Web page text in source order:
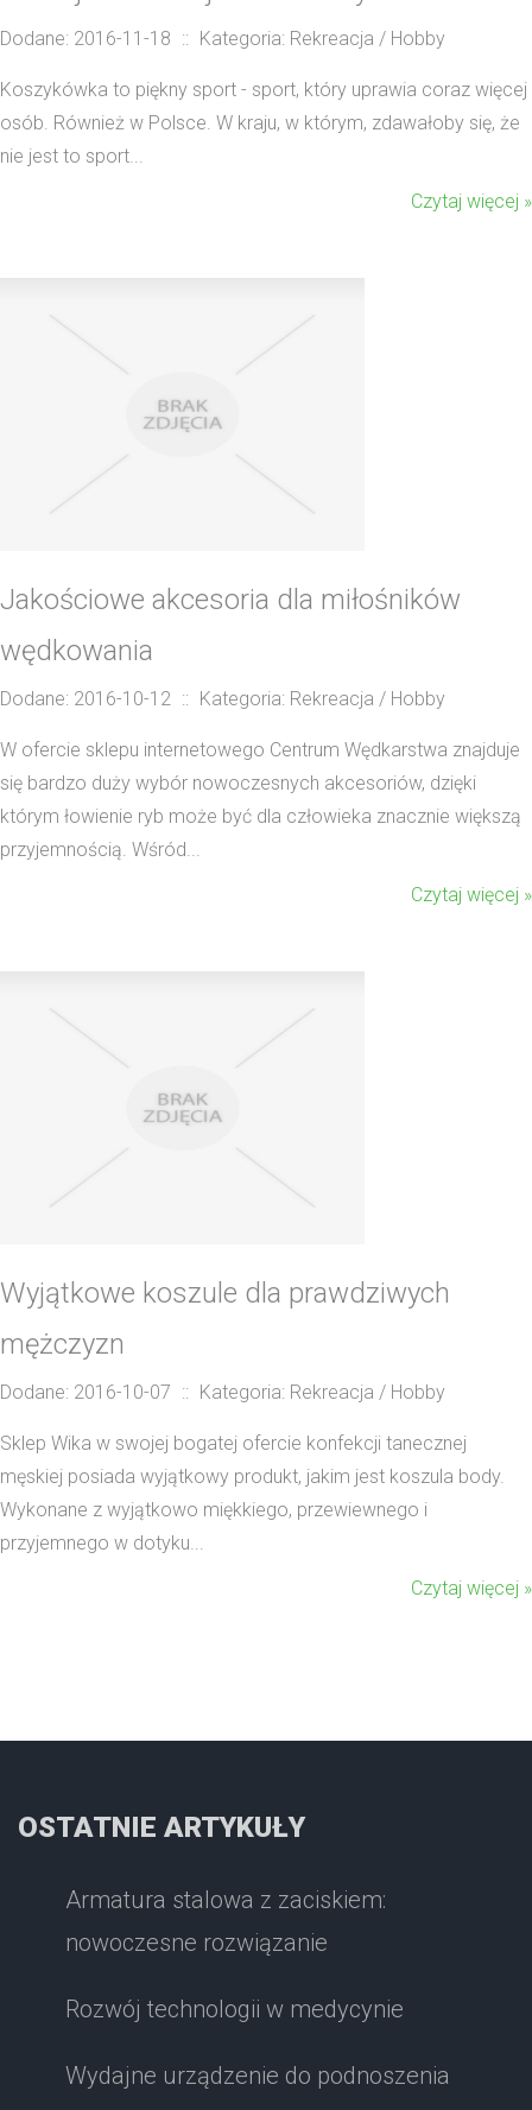
Dodane: 2016-11-18 :: Kategoria: Rekreacja / Hobby
Koszykówka to piękny sport - sport, który uprawia coraz więcej
osób. Również w Polsce. W kraju, w którym, zdawałoby się, że
nie jest to sport...
Czytaj więcej »
Jakościowe akcesoria dla miłośników
wędkowania
Dodane: 2016-10-12 :: Kategoria: Rekreacja / Hobby
W ofercie sklepu internetowego Centrum Wędkarstwa znajduje
się bardzo duży wybór nowoczesnych akcesoriów, dzięki
którym łowienie ryb może być dla człowieka znacznie większą
przyjemnością. Wśród...
Czytaj więcej »
Wyjątkowe koszule dla prawdziwych
mężczyzn
Dodane: 2016-10-07 :: Kategoria: Rekreacja / Hobby
Sklep Wika w swojej bogatej ofercie konfekcji tanecznej
męskiej posiada wyjątkowy produkt, jakim jest koszula body.
Wykonane z wyjątkowo miękkiego, przewiewnego i
przyjemnego w dotyku...
Czytaj więcej »
OSTATNIE ARTYKUŁY
Armatura stalowa z zaciskiem:
nowoczesne rozwiązanie
Rozwój technologii w medycynie
Wydajne urządzenie do podnoszenia